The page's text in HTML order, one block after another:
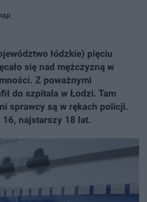
łódzkie) pięciu
się nad mężczyzną w
Z poważnymi
do szpitala w Łodzi. Tam
sprawcy są w rękach policji.
16, najstarszy 18 lat.